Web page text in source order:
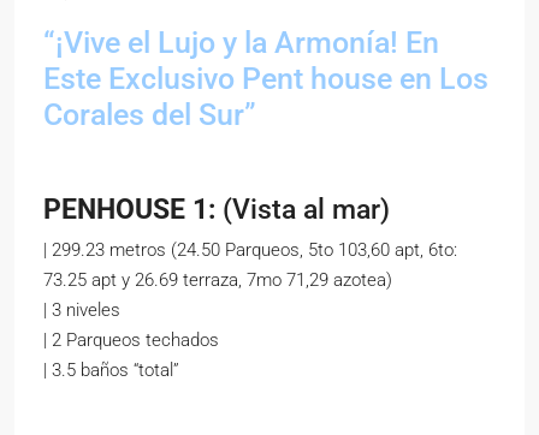
“¡Vive el Lujo y la Armonía! En
Este Exclusivo Pent house en Los
Corales del Sur”
PENHOUSE 1: (Vista al mar)
| 299.23 metros (24.50 Parqueos, 5to 103,60 apt, 6to:
73.25 apt y 26.69 terraza, 7mo 71,29 azotea)
| 3 niveles
| 2 Parqueos techados
| 3.5 baños “total”